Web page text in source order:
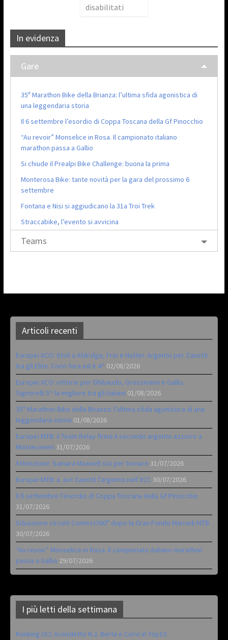
disabilitati
In evidenza
Gare
35ª Marathon Bike della Brianza: l’ultima sfida agonistica di
una leggendaria storia
Il 6 settembre l’esordio di Coppa Toscana della Gf Pinocchio
“Au revoir” Monselice in Rosa. Il campionato italiano
marathon passa a Gallio
Si chiude il Prealpi Bike Challenge: buona la prima
Monterosa Bike: tante novità per la gara del prossimo 6
settembre
Fontana e Nisi si aggiudicano la 31a Troi Trek
Straccabike, l’evento si avvicina
Teams
Articoli recenti
Europei XCO: titoli a Aldridge, Frei e Hutter. Argento per Zanotti
tra gli Elite. Corvi fora ed è 4^ 02/08/2026
Europei XCO: vittorie per Ghibaudo, Grossmann e Gallis.
Signorelli 5^ la migliore tra gli italiani 01/08/2026
35ª Marathon Bike della Brianza: l’ultima sfida agonistica di una
leggendaria storia 01/08/2026
Europei MTB: il Team Relay firma il secondo argento azzurro a
Monteceneri 31/07/2026
Attenzione: Samara Maxwell sta per tornare 31/07/2026
Europei MTB: a Juri Zanotti l’argento nell’XCC 30/07/2026
Il 6 settembre l’esordio di Coppa Toscana della Gf Pinocchio
31/07/2026
Situazione circuiti Contest360° dopo la Gran Fondo Marradi MTB
30/07/2026
“Au revoir” Monselice in Rosa. Il campionato italiano marathon
passa a Gallio 29/07/2026
I più letti della settimana
Ranking UCI: Avondetto N.2. Berta e Corvi in Top10